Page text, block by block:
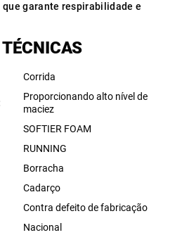
garante respirabilidade e
Corrida
Proporcionando alto nível de
maciez
SOFTIER FOAM
RUNNING
Borracha
Cadarço
Contra defeito de fabricação
Nacional